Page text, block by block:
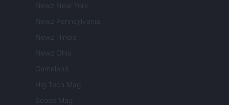
Newz New York
Newz Pennsylvania
Newz Illinois
Newz Ohio
Gameland
Hig Tech Mag
Scoop Mag